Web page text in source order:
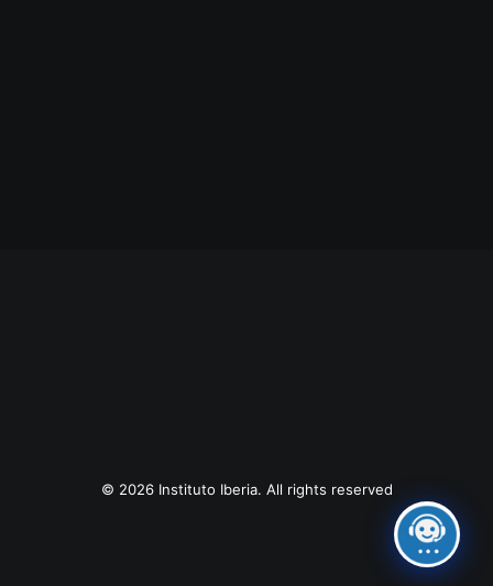
© 2026 Instituto Iberia. All rights reserved